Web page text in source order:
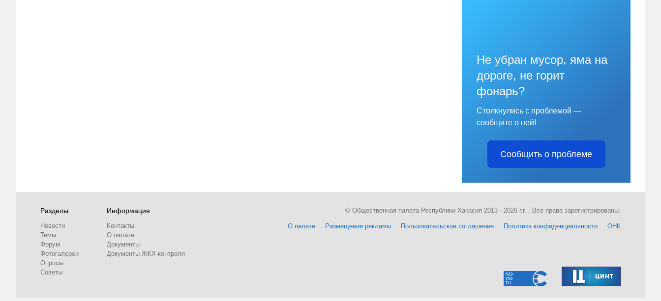
Не убран мусор, яма на
дороге, не горит
фонарь?
Столкнулись с проблемой —
сообщите о ней!
Сообщить о проблеме
Разделы
Новости
Темы
Форум
Фотогалереи
Опросы
Советы
Информация
Контакты
О палате
Документы
Документы ЖКХ-контроля
О палате Размещение рекламы Пользовательское соглашение Политика конфиденциальности ОНК
© Общественная палата Республики Хакасия 2013 - 2026 г.г. . Все права зарегистрированы.